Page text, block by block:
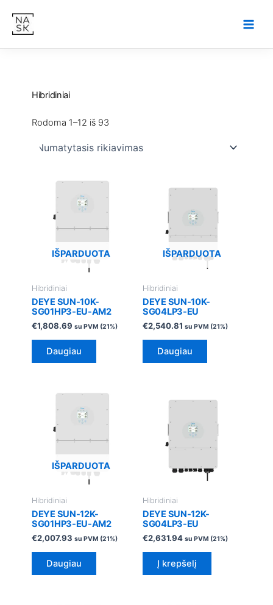
turinio
Hibridiniai
Rodoma 1–12 iš 93
IŠPARDUOTA
Hibridiniai
DEYE SUN-10K-
SG01HP3-EU-AM2
€1,808.69 su PVM (21%)
Daugiau
IŠPARDUOTA
Hibridiniai
DEYE SUN-10K-
SG04LP3-EU
€2,540.81 su PVM (21%)
Daugiau
IŠPARDUOTA
Hibridiniai
DEYE SUN-12K-
SG01HP3-EU-AM2
€2,007.93 su PVM (21%)
Daugiau
Hibridiniai
DEYE SUN-12K-
SG04LP3-EU
€2,631.94 su PVM (21%)
Į krepšelį